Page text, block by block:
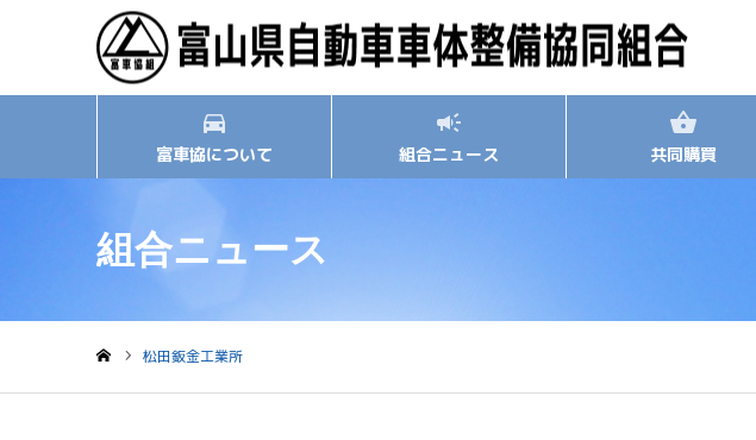
富車協について 組合ニュース 共同購買
組合ニュース
松田鈑金工業所